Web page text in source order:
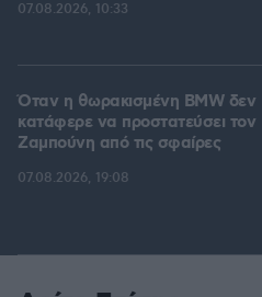
07.08.2026, 10:33
Όταν η θωρακισμένη BMW δεν
κατάφερε να προστατεύσει τον
Ζαμπούνη από τις σφαίρες
07.08.2026, 19:08